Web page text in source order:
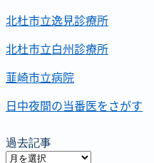
北杜市立逸見診療所
北杜市立白州診療所
韮崎市立病院
日中夜間の当番医をさがす
過去記事
過